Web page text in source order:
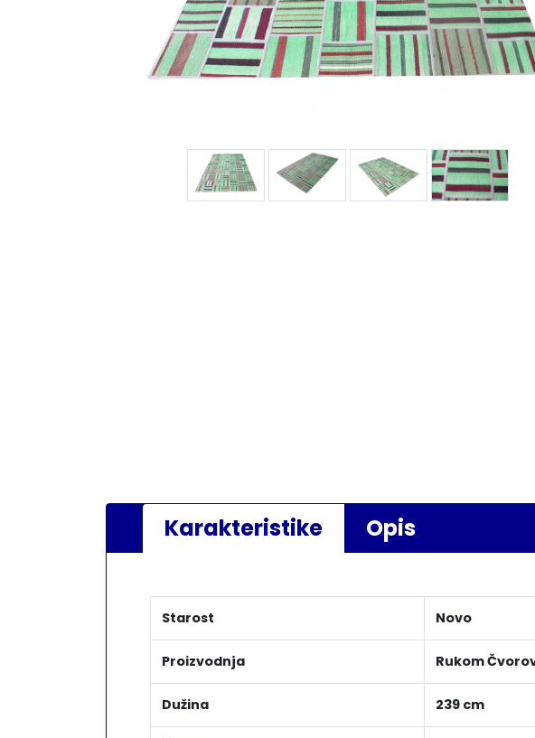
Karakteristike Opis
Starost Novo
Proizvodnja Rukom
Dužina 239 cm